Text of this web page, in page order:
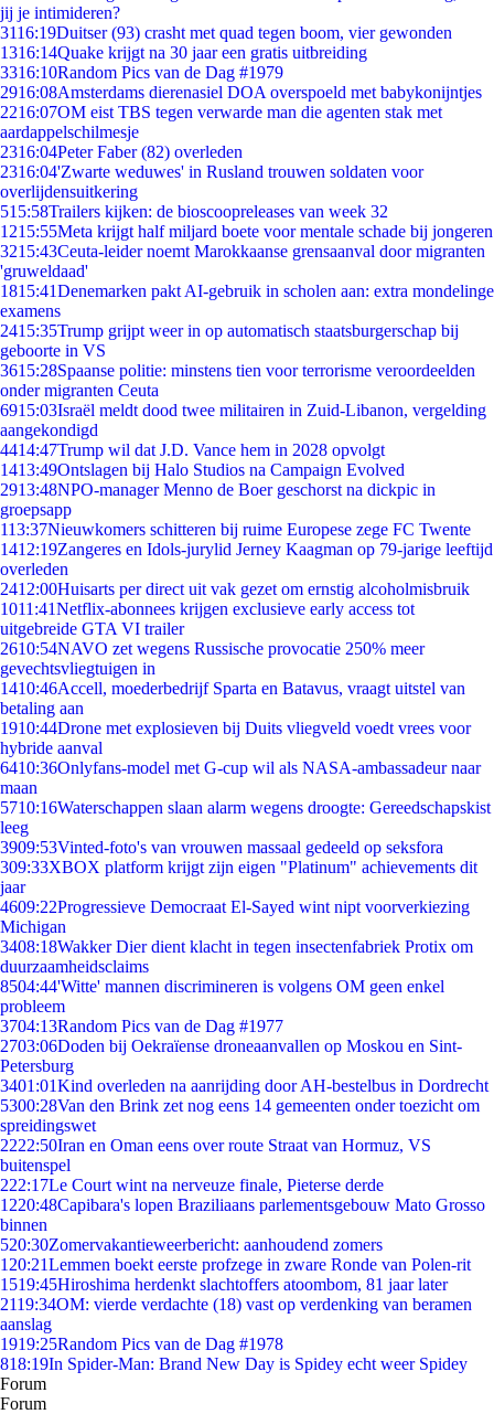
jij je intimideren?
3116:19Duitser (93) crasht met quad tegen boom, vier gewonden
1316:14Quake krijgt na 30 jaar een gratis uitbreiding
3316:10Random Pics van de Dag #1979
2916:08Amsterdams dierenasiel DOA overspoeld met babykonijntjes
2216:07OM eist TBS tegen verwarde man die agenten stak met
aardappelschilmesje
2316:04Peter Faber (82) overleden
2316:04'Zwarte weduwes' in Rusland trouwen soldaten voor
overlijdensuitkering
515:58Trailers kijken: de bioscoopreleases van week 32
1215:55Meta krijgt half miljard boete voor mentale schade bij jongeren
3215:43Ceuta-leider noemt Marokkaanse grensaanval door migranten
'gruweldaad'
1815:41Denemarken pakt AI-gebruik in scholen aan: extra mondelinge
examens
2415:35Trump grijpt weer in op automatisch staatsburgerschap bij
geboorte in VS
3615:28Spaanse politie: minstens tien voor terrorisme veroordeelden
onder migranten Ceuta
6915:03Israël meldt dood twee militairen in Zuid-Libanon, vergelding
aangekondigd
4414:47Trump wil dat J.D. Vance hem in 2028 opvolgt
1413:49Ontslagen bij Halo Studios na Campaign Evolved
2913:48NPO-manager Menno de Boer geschorst na dickpic in
groepsapp
113:37Nieuwkomers schitteren bij ruime Europese zege FC Twente
1412:19Zangeres en Idols-jurylid Jerney Kaagman op 79-jarige leeftijd
overleden
2412:00Huisarts per direct uit vak gezet om ernstig alcoholmisbruik
1011:41Netflix-abonnees krijgen exclusieve early access tot
uitgebreide GTA VI trailer
2610:54NAVO zet wegens Russische provocatie 250% meer
gevechtsvliegtuigen in
1410:46Accell, moederbedrijf Sparta en Batavus, vraagt uitstel van
betaling aan
1910:44Drone met explosieven bij Duits vliegveld voedt vrees voor
hybride aanval
6410:36Onlyfans-model met G-cup wil als NASA-ambassadeur naar
maan
5710:16Waterschappen slaan alarm wegens droogte: Gereedschapskist
leeg
3909:53Vinted-foto's van vrouwen massaal gedeeld op seksfora
309:33XBOX platform krijgt zijn eigen "Platinum" achievements dit
jaar
4609:22Progressieve Democraat El-Sayed wint nipt voorverkiezing
Michigan
3408:18Wakker Dier dient klacht in tegen insectenfabriek Protix om
duurzaamheidsclaims
8504:44'Witte' mannen discrimineren is volgens OM geen enkel
probleem
3704:13Random Pics van de Dag #1977
2703:06Doden bij Oekraïense droneaanvallen op Moskou en Sint-
Petersburg
3401:01Kind overleden na aanrijding door AH-bestelbus in Dordrecht
5300:28Van den Brink zet nog eens 14 gemeenten onder toezicht om
spreidingswet
2222:50Iran en Oman eens over route Straat van Hormuz, VS
buitenspel
222:17Le Court wint na nerveuze finale, Pieterse derde
1220:48Capibara's lopen Braziliaans parlementsgebouw Mato Grosso
binnen
520:30Zomervakantieweerbericht: aanhoudend zomers
1 20:21Lemmen boekt eerste profzege in zware Ronde van Polen-rit
1519:45Hiroshima herdenkt slachtoffers atoombom, 81 jaar later
2119:34OM: vierde verdachte (18) vast op verdenking van beramen
aanslag
1919:25Random Pics van de Dag #1978
818:19In Spider-Man: Brand New Day is Spidey echt weer Spidey
Forum
Forum